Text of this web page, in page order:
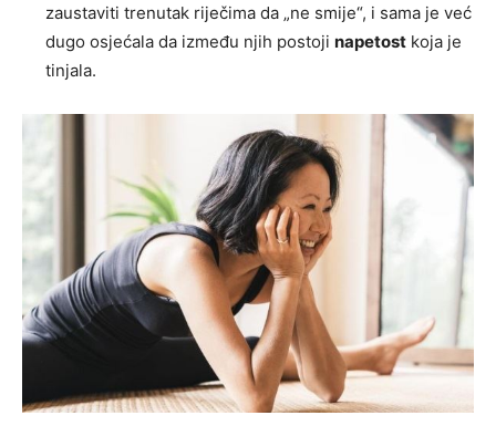
zaustaviti trenutak riječima da „ne smije“, i sama je već
dugo osjećala da između njih postoji napetost koja je
tinjala.